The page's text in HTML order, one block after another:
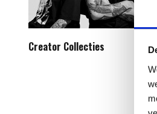
Creator Collecties